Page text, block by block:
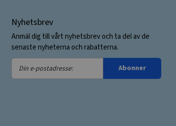
Nyhetsbrev
Anmäl dig till vårt nyhetsbrev och ta del av de
senaste nyheterna och rabatterna.
Din
e-
Abonner